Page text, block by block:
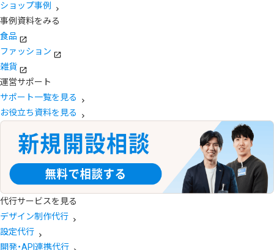
ショップ事例
事例資料をみる
食品
ファッション
雑貨
運営サポート
サポート一覧を見る
お役立ち資料を見る
代行サービスを見る
デザイン制作代行
設定代行
開発・API連携代行